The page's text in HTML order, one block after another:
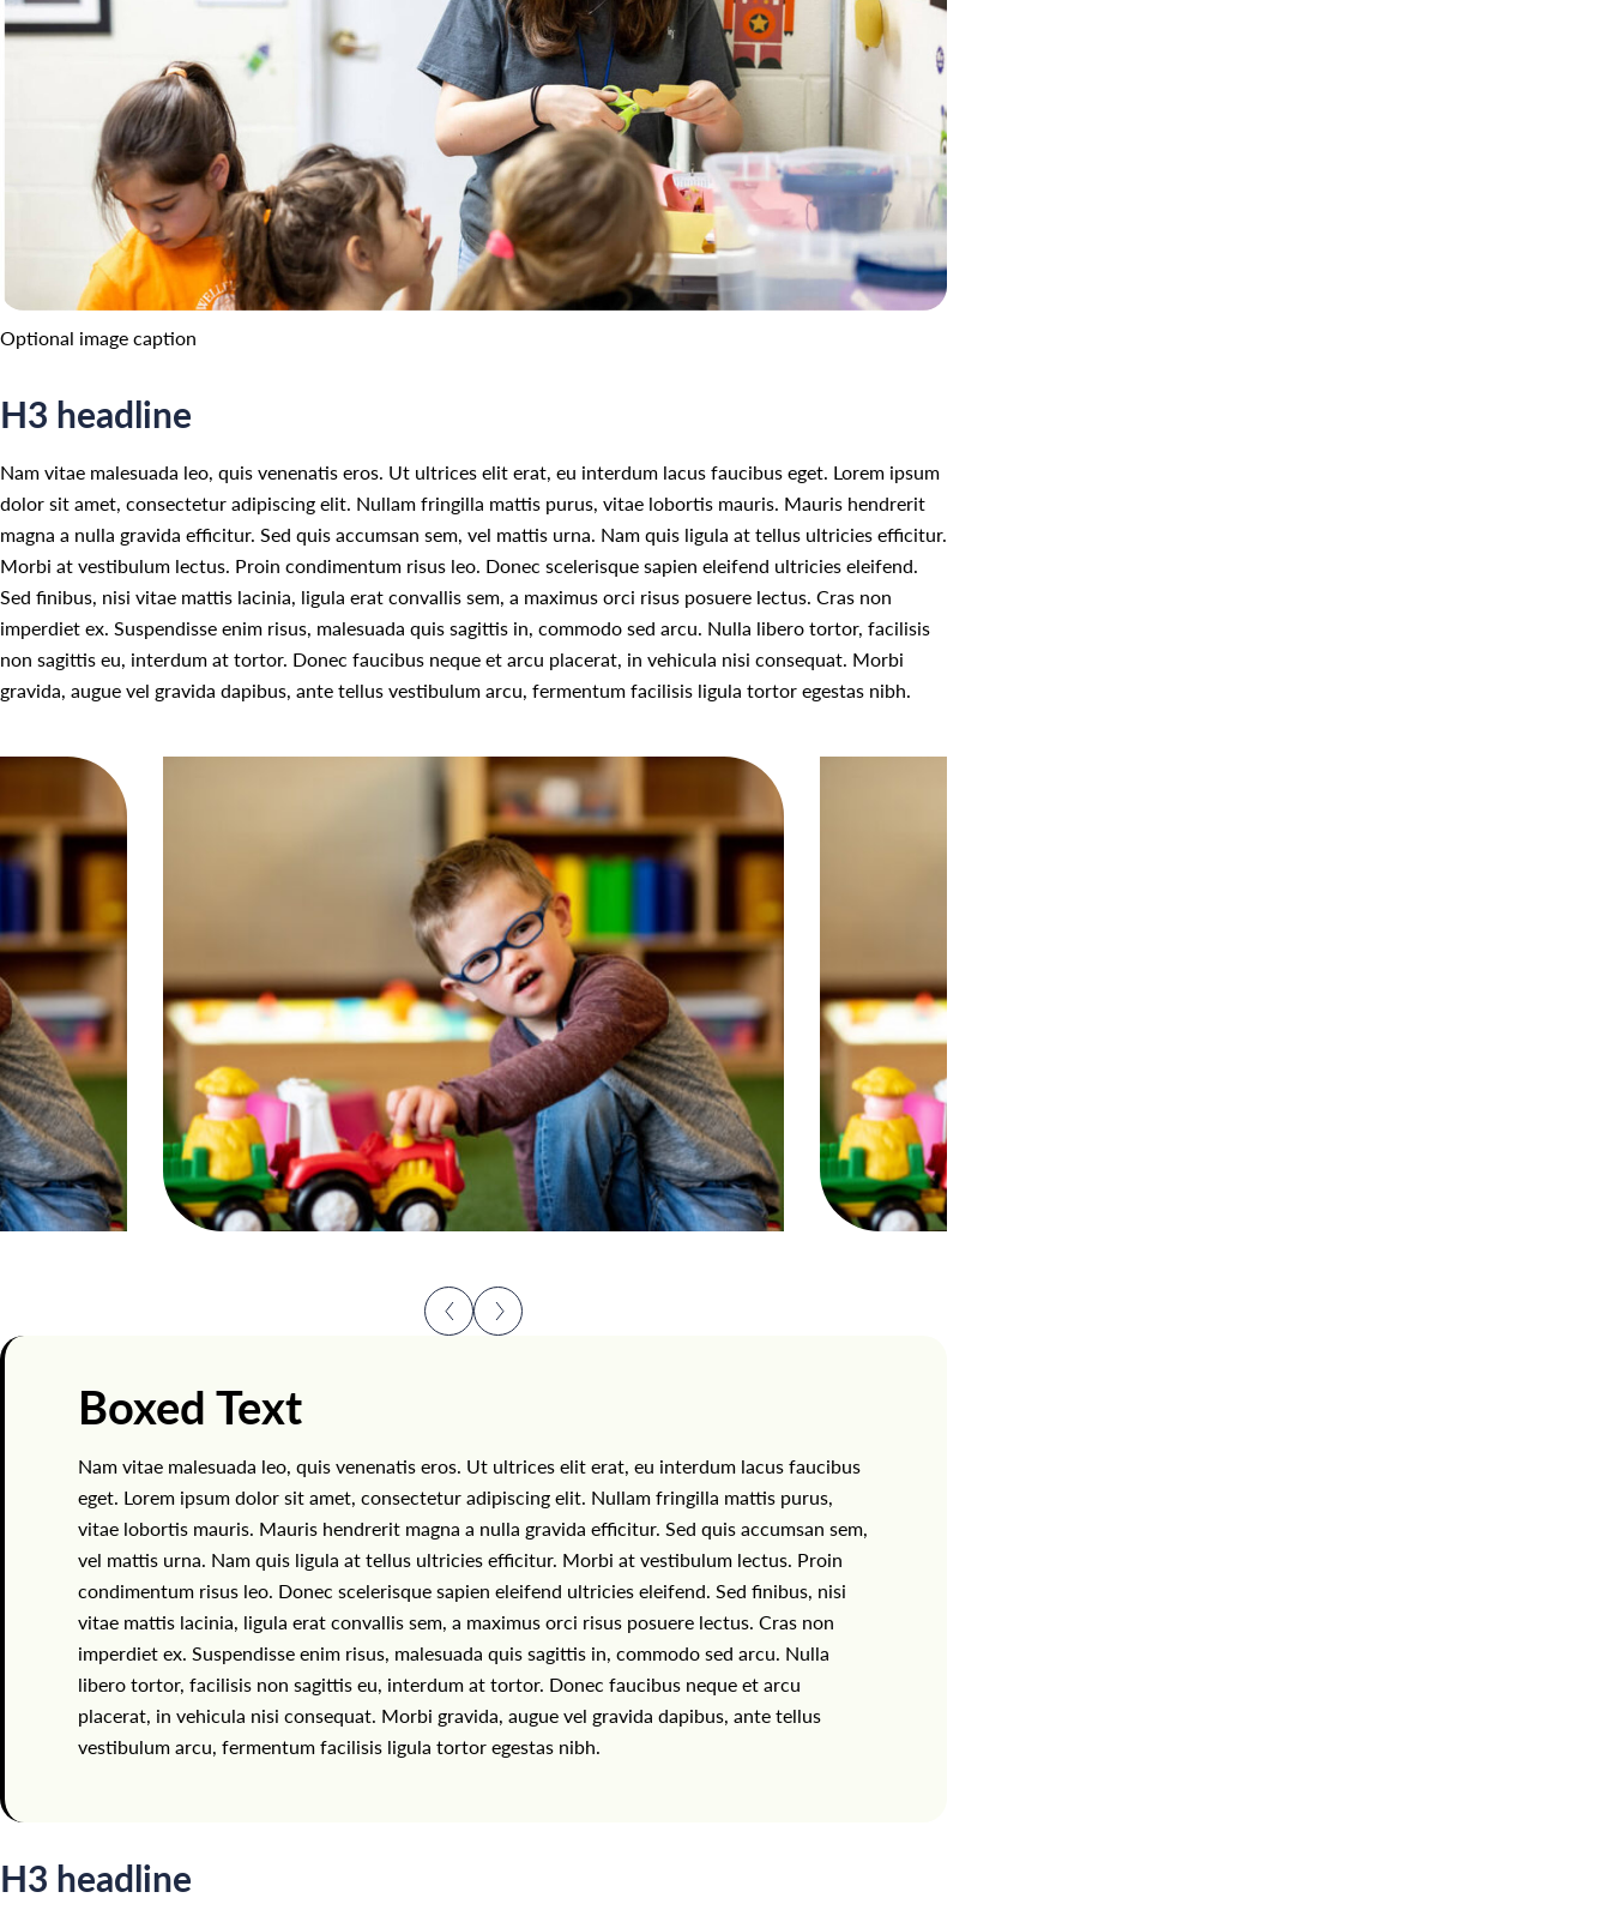
Optional image caption
H3 headline
Nam vitae malesuada leo, quis venenatis eros. Ut ultrices elit erat, eu interdum lacus faucibus eget. Lorem ipsum
dolor sit amet, consectetur adipiscing elit. Nullam fringilla mattis purus, vitae lobortis mauris. Mauris hendrerit
magna a nulla gravida efficitur. Sed quis accumsan sem, vel mattis urna. Nam quis ligula at tellus ultricies efficitur.
Morbi at vestibulum lectus. Proin condimentum risus leo. Donec scelerisque sapien eleifend ultricies eleifend.
Sed finibus, nisi vitae mattis lacinia, ligula erat convallis sem, a maximus orci risus posuere lectus. Cras non
imperdiet ex. Suspendisse enim risus, malesuada quis sagittis in, commodo sed arcu. Nulla libero tortor, facilisis
non sagittis eu, interdum at tortor. Donec faucibus neque et arcu placerat, in vehicula nisi consequat. Morbi
gravida, augue vel gravida dapibus, ante tellus vestibulum arcu, fermentum facilisis ligula tortor egestas nibh.
Boxed Text
Nam vitae malesuada leo, quis venenatis eros. Ut ultrices elit erat, eu interdum lacus faucibus
eget. Lorem ipsum dolor sit amet, consectetur adipiscing elit. Nullam fringilla mattis purus,
vitae lobortis mauris. Mauris hendrerit magna a nulla gravida efficitur. Sed quis accumsan sem,
vel mattis urna. Nam quis ligula at tellus ultricies efficitur. Morbi at vestibulum lectus. Proin
condimentum risus leo. Donec scelerisque sapien eleifend ultricies eleifend. Sed finibus, nisi
vitae mattis lacinia, ligula erat convallis sem, a maximus orci risus posuere lectus. Cras non
imperdiet ex. Suspendisse enim risus, malesuada quis sagittis in, commodo sed arcu. Nulla
libero tortor, facilisis non sagittis eu, interdum at tortor. Donec faucibus neque et arcu
placerat, in vehicula nisi consequat. Morbi gravida, augue vel gravida dapibus, ante tellus
vestibulum arcu, fermentum facilisis ligula tortor egestas nibh.
H3 headline